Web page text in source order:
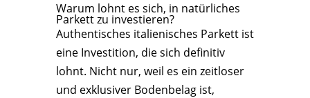
Warum lohnt es sich, in natürliches
Parkett zu investieren?
Authentisches italienisches Parkett ist
eine Investition, die sich definitiv
lohnt. Nicht nur, weil es ein zeitloser
und exklusiver Bodenbelag ist,